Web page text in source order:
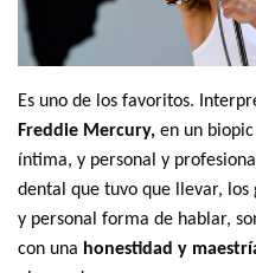
Es uno de los favoritos.
Freddie Mercury, en un
íntima, y personal y
dental que tuvo que llevar, los
y personal forma de hablar,
con una honestidad y